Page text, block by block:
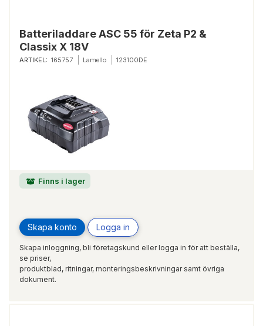
Batteriladdare ASC 55 för Zeta P2 &
Classix X 18V
ARTIKEL: 165757 Lamello 123100DE
Finns i lager
Skapa konto Logga in
Skapa inloggning, bli företagskund eller logga in för att beställa,
se priser,
produktblad, ritningar, monteringsbeskrivningar samt övriga
dokument.